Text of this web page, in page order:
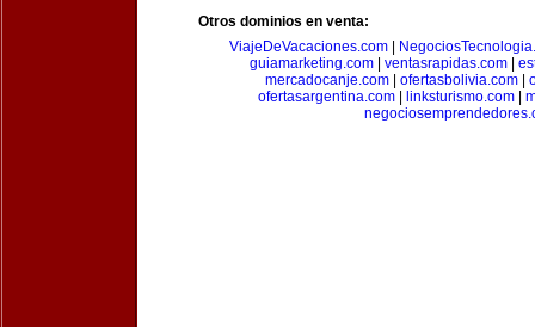
Otros dominios en venta:
ViajeDeVacaciones.com
guiamarketing.com| ventasrapidas.com|
mercadocanje.com
ofertasbolivia.com
ofertasargentina.com| linksturismo.com|